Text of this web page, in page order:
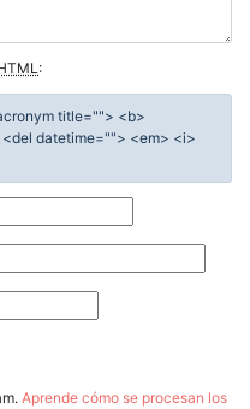
:
title=""> <b>
datetime=""> <em> <i>
Aprende cómo se procesan los